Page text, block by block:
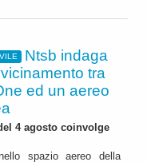
Ntsb indaga
tra
ed un aereo
4 agosto coinvolge
spazio aereo della